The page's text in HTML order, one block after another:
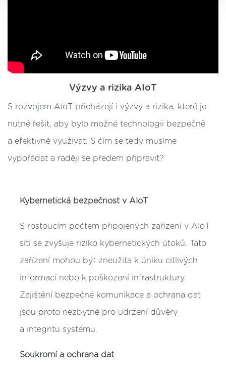
Výzvy a rizika AIoT
S rozvojem AIoT přicházejí i výzvy a rizika, které je
nutné řešit, aby bylo možné technologii bezpečně
a efektivně využívat. S čím se tedy musíme
vypořádat a raději se předem připravit?
Kybernetická bezpečnost v AIoT
S rostoucím počtem připojených zařízení v AIoT
síti se zvyšuje riziko kybernetických útoků. Tato
zařízení mohou být zneužita k úniku citlivých
informací nebo k poškození infrastruktury.
Zajištění bezpečné komunikace a ochrana dat
jsou proto nezbytné pro udržení důvěry
a integritu systému.
Soukromí a ochrana dat